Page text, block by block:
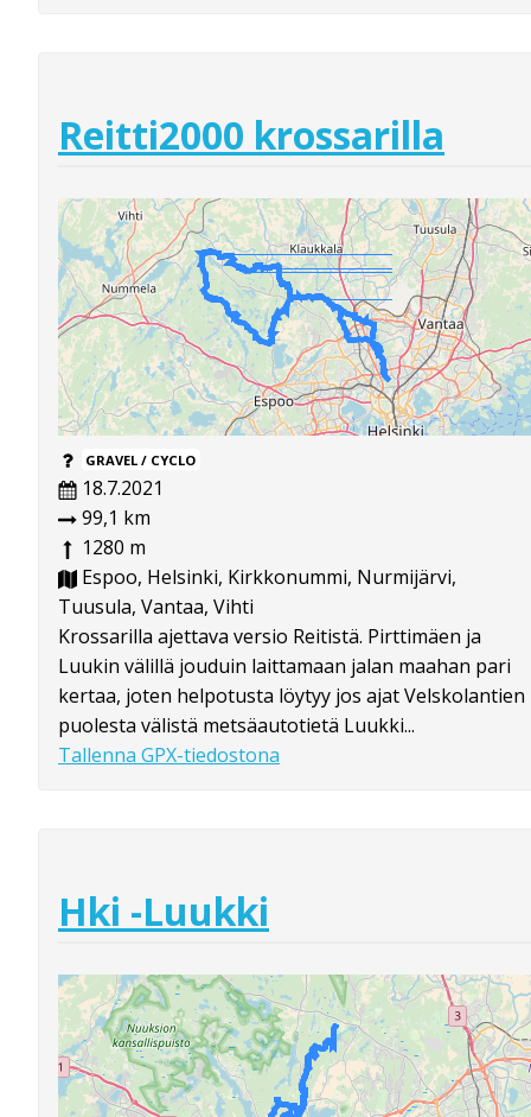
Reitti2000 krossarilla
GRAVEL / CYCLO
18.7.2021
99,1 km
1280 m
Espoo, Helsinki, Kirkkonummi, Nurmijärvi,
Tuusula, Vantaa, Vihti
Krossarilla ajettava versio Reitistä. Pirttimäen ja
Luukin välillä jouduin laittamaan jalan maahan pari
kertaa, joten helpotusta löytyy jos ajat Velskolantien
puolesta välistä metsäautotietä Luukki...
Tallenna GPX-tiedostona
Hki -Luukki